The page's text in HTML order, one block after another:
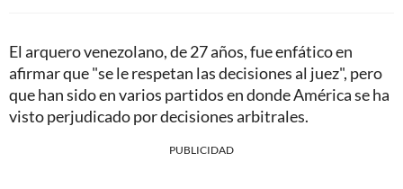
El arquero venezolano, de 27 años, fue enfático en
afirmar que "se le respetan las decisiones al juez", pero
que han sido en varios partidos en donde América se ha
visto perjudicado por decisiones arbitrales.
PUBLICIDAD